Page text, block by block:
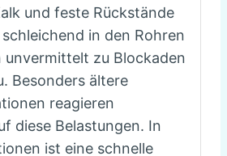
und feste Rückstände
in den Rohren
unvermittelt zu Blockaden
Besonders ältere
reagieren
diese Belastungen. In
ist eine schnelle